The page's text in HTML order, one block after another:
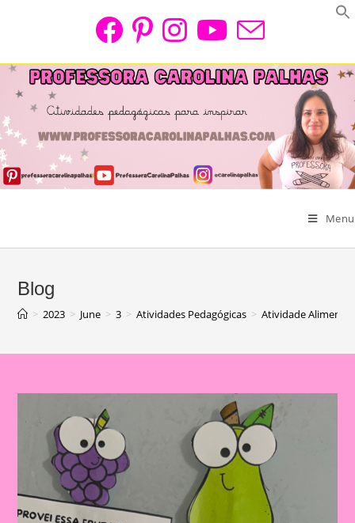
Menu
Blog
> 2023 > June > 3 > Atividades Pedagógicas > Atividade